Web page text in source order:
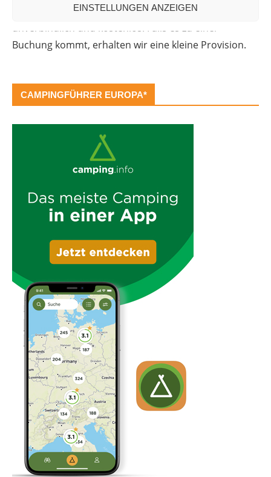
EINSTELLUNGEN ANZEIGEN
Offenlegung: Die Anfrage bei der Camper Oase ist
unverbindlich und kostenlos. Falls es zu einer
Buchung kommt, erhalten wir eine kleine Provision.
CAMPINGFÜHRER EUROPA*